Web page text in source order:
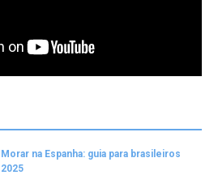
Morar na Espanha: guia para brasileiros
2025